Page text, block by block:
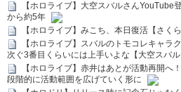
【ホロライブ】大空スバルさん
から約5年
【ホロライブ】みこち、本日復活【さくら
【ホロライブ】スバルのトモコレキャラ
次ぐ3番目くらいには上手いよな【大空スバル
【ホロライブ】赤井はあとが活動再開へ
段階的に活動範囲を広げていく形に